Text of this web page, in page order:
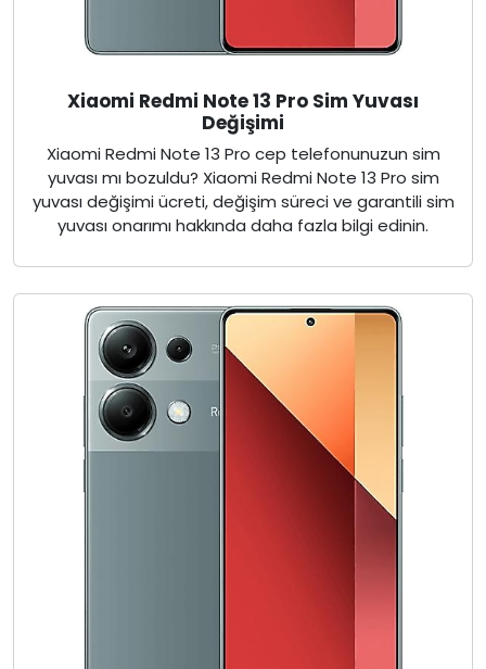
Xiaomi Redmi Note 13 Pro Sim Yuvası
Değişimi
Xiaomi Redmi Note 13 Pro cep telefonunuzun sim
yuvası mı bozuldu? Xiaomi Redmi Note 13 Pro sim
yuvası değişimi ücreti, değişim süreci ve garantili sim
yuvası onarımı hakkında daha fazla bilgi edinin.